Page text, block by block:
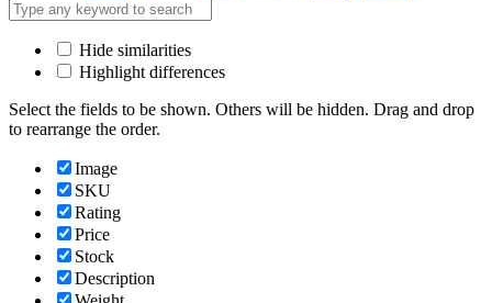
Hide similarities
Highlight differences
Select the fields to be shown. Others will be hidden. Drag and drop
to rearrange the order.
Image
SKU
Rating
Price
Stock
Description